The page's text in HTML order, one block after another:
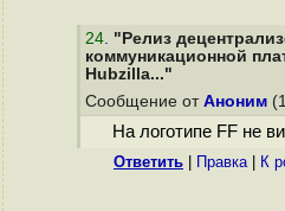
24. "Релиз
коммуникационной
Hubzilla..."
Сообщение от Аноним
На логотипе FF не
Ответить Правка| К